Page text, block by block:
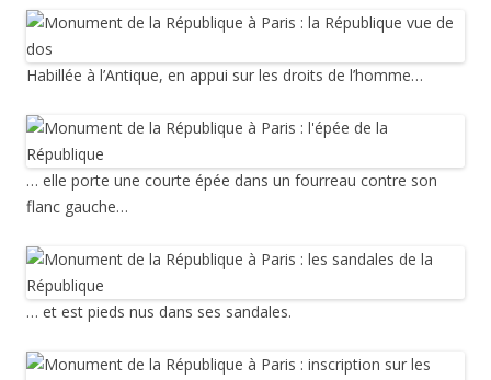
Habillée à l’Antique, en appui sur les droits de l’homme…
… elle porte une courte épée dans un fourreau contre son
flanc gauche…
… et est pieds nus dans ses sandales.